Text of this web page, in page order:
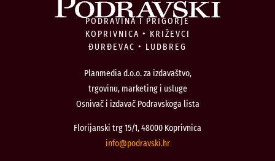
PODRAVINA I PRIGORJE
KOPRIVNICA • KRIŽEVCI
ĐURĐEVAC • LUDBREG
Planmedia d.o.o. za izdavaštvo,
trgovinu, marketing i usluge
Osnivač i izdavač Podravskoga lista
Florijanski trg 15/1, 48000 Koprivnica
rh.iksvardop
@ofni